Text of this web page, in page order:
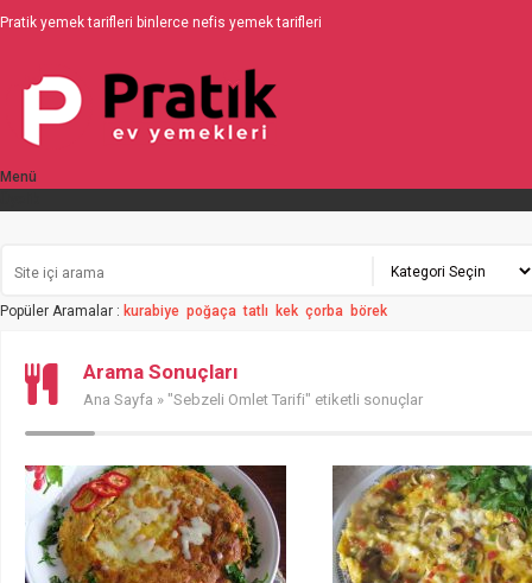
Pratik yemek tarifleri binlerce nefis yemek tarifleri
Menü
Popüler Aramalar : kurabiye poğaça tatlı kek çorba börek
Arama Sonuçları
Ana Sayfa » "Sebzeli Omlet Tarifi" etiketli sonuçlar